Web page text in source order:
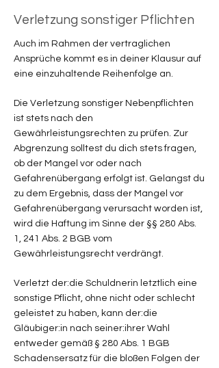
Verletzung sonstiger Pflichten
Auch im Rahmen der vertraglichen
Ansprüche kommt es in deiner Klausur auf
eine einzuhaltende Reihenfolge an.
Die Verletzung sonstiger Nebenpflichten
ist stets nach den
Gewährleistungsrechten zu prüfen. Zur
Abgrenzung solltest du dich stets fragen,
ob der Mangel vor oder nach
Gefahrenübergang erfolgt ist. Gelangst du
zu dem Ergebnis, dass der Mangel vor
Gefahrenübergang verursacht worden ist,
wird die Haftung im Sinne der §§ 280 Abs.
1, 241 Abs. 2 BGB vom
Gewährleistungsrecht verdrängt.
Verletzt der:die Schuldnerin letztlich eine
sonstige Pflicht, ohne nicht oder schlecht
geleistet zu haben, kann der:die
Gläubiger:in nach seiner:ihrer Wahl
entweder gemäß § 280 Abs. 1 BGB
Schadensersatz für die bloßen Folgen der